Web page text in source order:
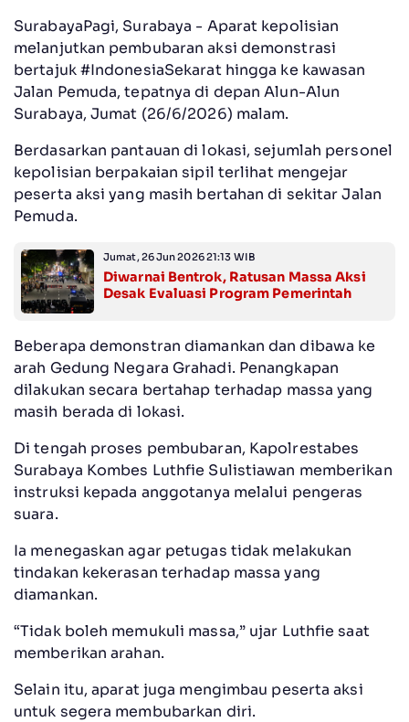
SurabayaPagi, Surabaya - Aparat kepolisian
melanjutkan pembubaran aksi demonstrasi
bertajuk #IndonesiaSekarat hingga ke kawasan
Jalan Pemuda, tepatnya di depan Alun-Alun
Surabaya, Jumat (26/6/2026) malam.
Berdasarkan pantauan di lokasi, sejumlah personel
kepolisian berpakaian sipil terlihat mengejar
peserta aksi yang masih bertahan di sekitar Jalan
Pemuda.
Jumat, 26 Jun 2026 21:13 WIB
Diwarnai Bentrok, Ratusan Massa Aksi
Desak Evaluasi Program Pemerintah
Beberapa demonstran diamankan dan dibawa ke
arah Gedung Negara Grahadi. Penangkapan
dilakukan secara bertahap terhadap massa yang
masih berada di lokasi.
Di tengah proses pembubaran, Kapolrestabes
Surabaya Kombes Luthfie Sulistiawan memberikan
instruksi kepada anggotanya melalui pengeras
suara.
Ia menegaskan agar petugas tidak melakukan
tindakan kekerasan terhadap massa yang
diamankan.
“Tidak boleh memukuli massa,” ujar Luthfie saat
memberikan arahan.
Selain itu, aparat juga mengimbau peserta aksi
untuk segera membubarkan diri.